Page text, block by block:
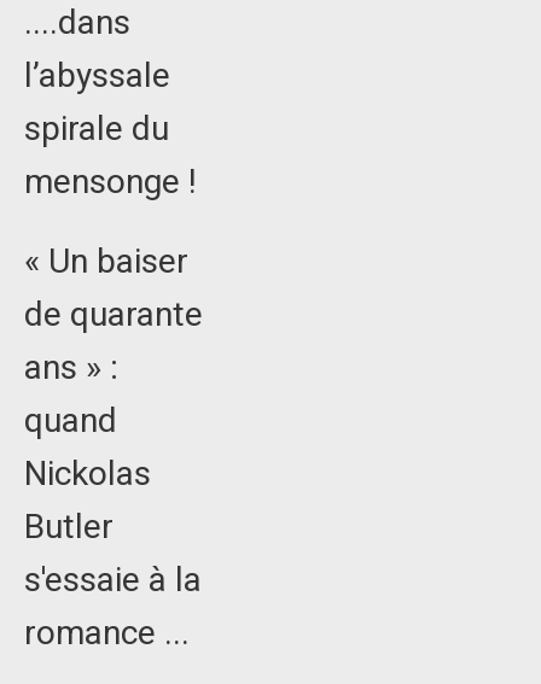
....dans
l’abyssale
spirale du
mensonge !
« Un baiser
de quarante
ans » :
quand
Nickolas
Butler
s'essaie à la
romance ...